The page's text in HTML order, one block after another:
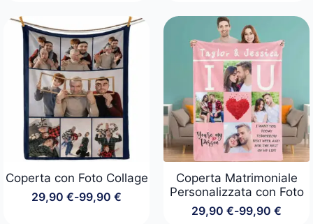
da
49,90 €
a
89,90 €
Coperta con Foto Collage
29,90 €-99,90 €
Fascia
Coperta Matrimoniale
Personalizzata con Foto
29,90 €-99,90 €
Fascia